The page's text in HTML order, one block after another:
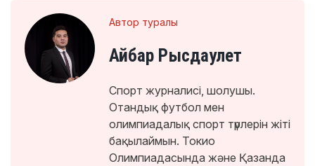
Автор туралы
Айбар Рысдаулет
Спорт журналисі, шолушы.
Отандық футбол мен
олимпиадалық спорт түрлерін жіті
бақылаймын. Токио
Олимпиадасында және Қазанда